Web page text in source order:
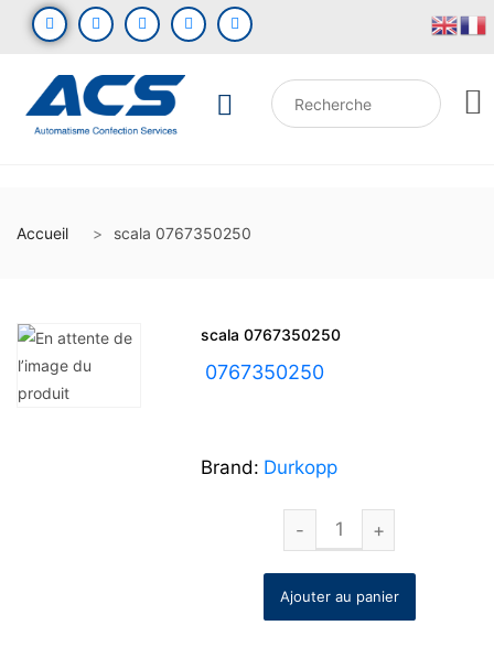
Accueil scala 0767350250
scala 0767350250
0767350250
Brand: Durkopp
Ajouter au panier